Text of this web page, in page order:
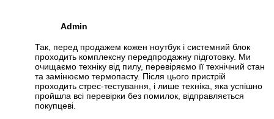
Admin
Так, перед продажем кожен ноутбук і системний блок
проходить комплексну передпродажну підготовку. Ми
очищаємо техніку від пилу, перевіряємо її технічний стан
та замінюємо термопасту. Після цього пристрій
проходить стрес-тестування, і лише техніка, яка успішно
пройшла всі перевірки без помилок, відправляється
покупцеві.